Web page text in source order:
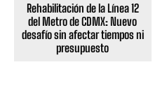
Rehabilitación de la Línea 12
del Metro de CDMX: Nuevo
desafío sin afectar tiempos ni
presupuesto